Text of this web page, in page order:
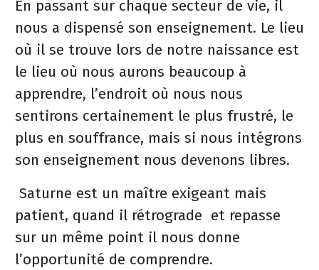
En passant sur chaque secteur de vie, il
nous a dispensé son enseignement. Le lieu
où il se trouve lors de notre naissance est
le lieu où nous aurons beaucoup à
apprendre, l’endroit où nous nous
sentirons certainement le plus frustré, le
plus en souffrance, mais si nous intégrons
son enseignement nous devenons libres.
Saturne est un maître exigeant mais
patient, quand il rétrograde et repasse
sur un même point il nous donne
l’opportunité de comprendre.